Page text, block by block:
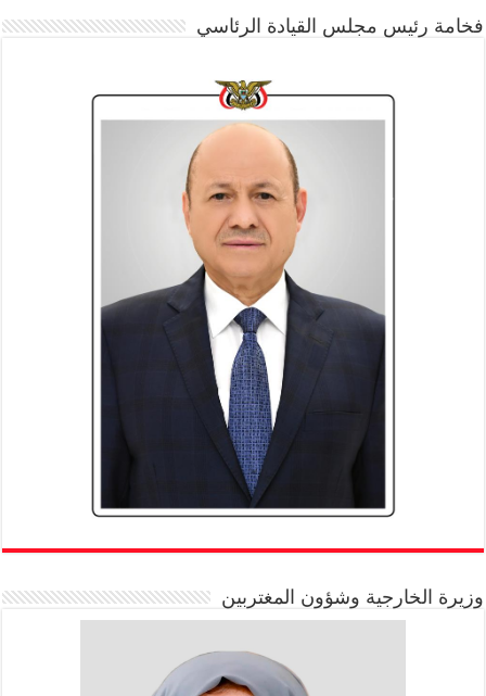
فخامة رئيس مجلس القيادة الرئاسي
وزيرة الخارجية وشؤون المغتربين